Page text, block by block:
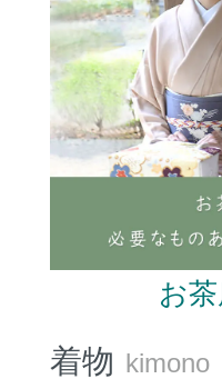
お
着物 kimono